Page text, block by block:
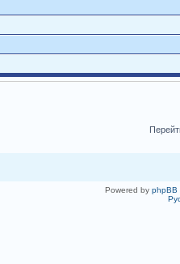
Powered by phpBB